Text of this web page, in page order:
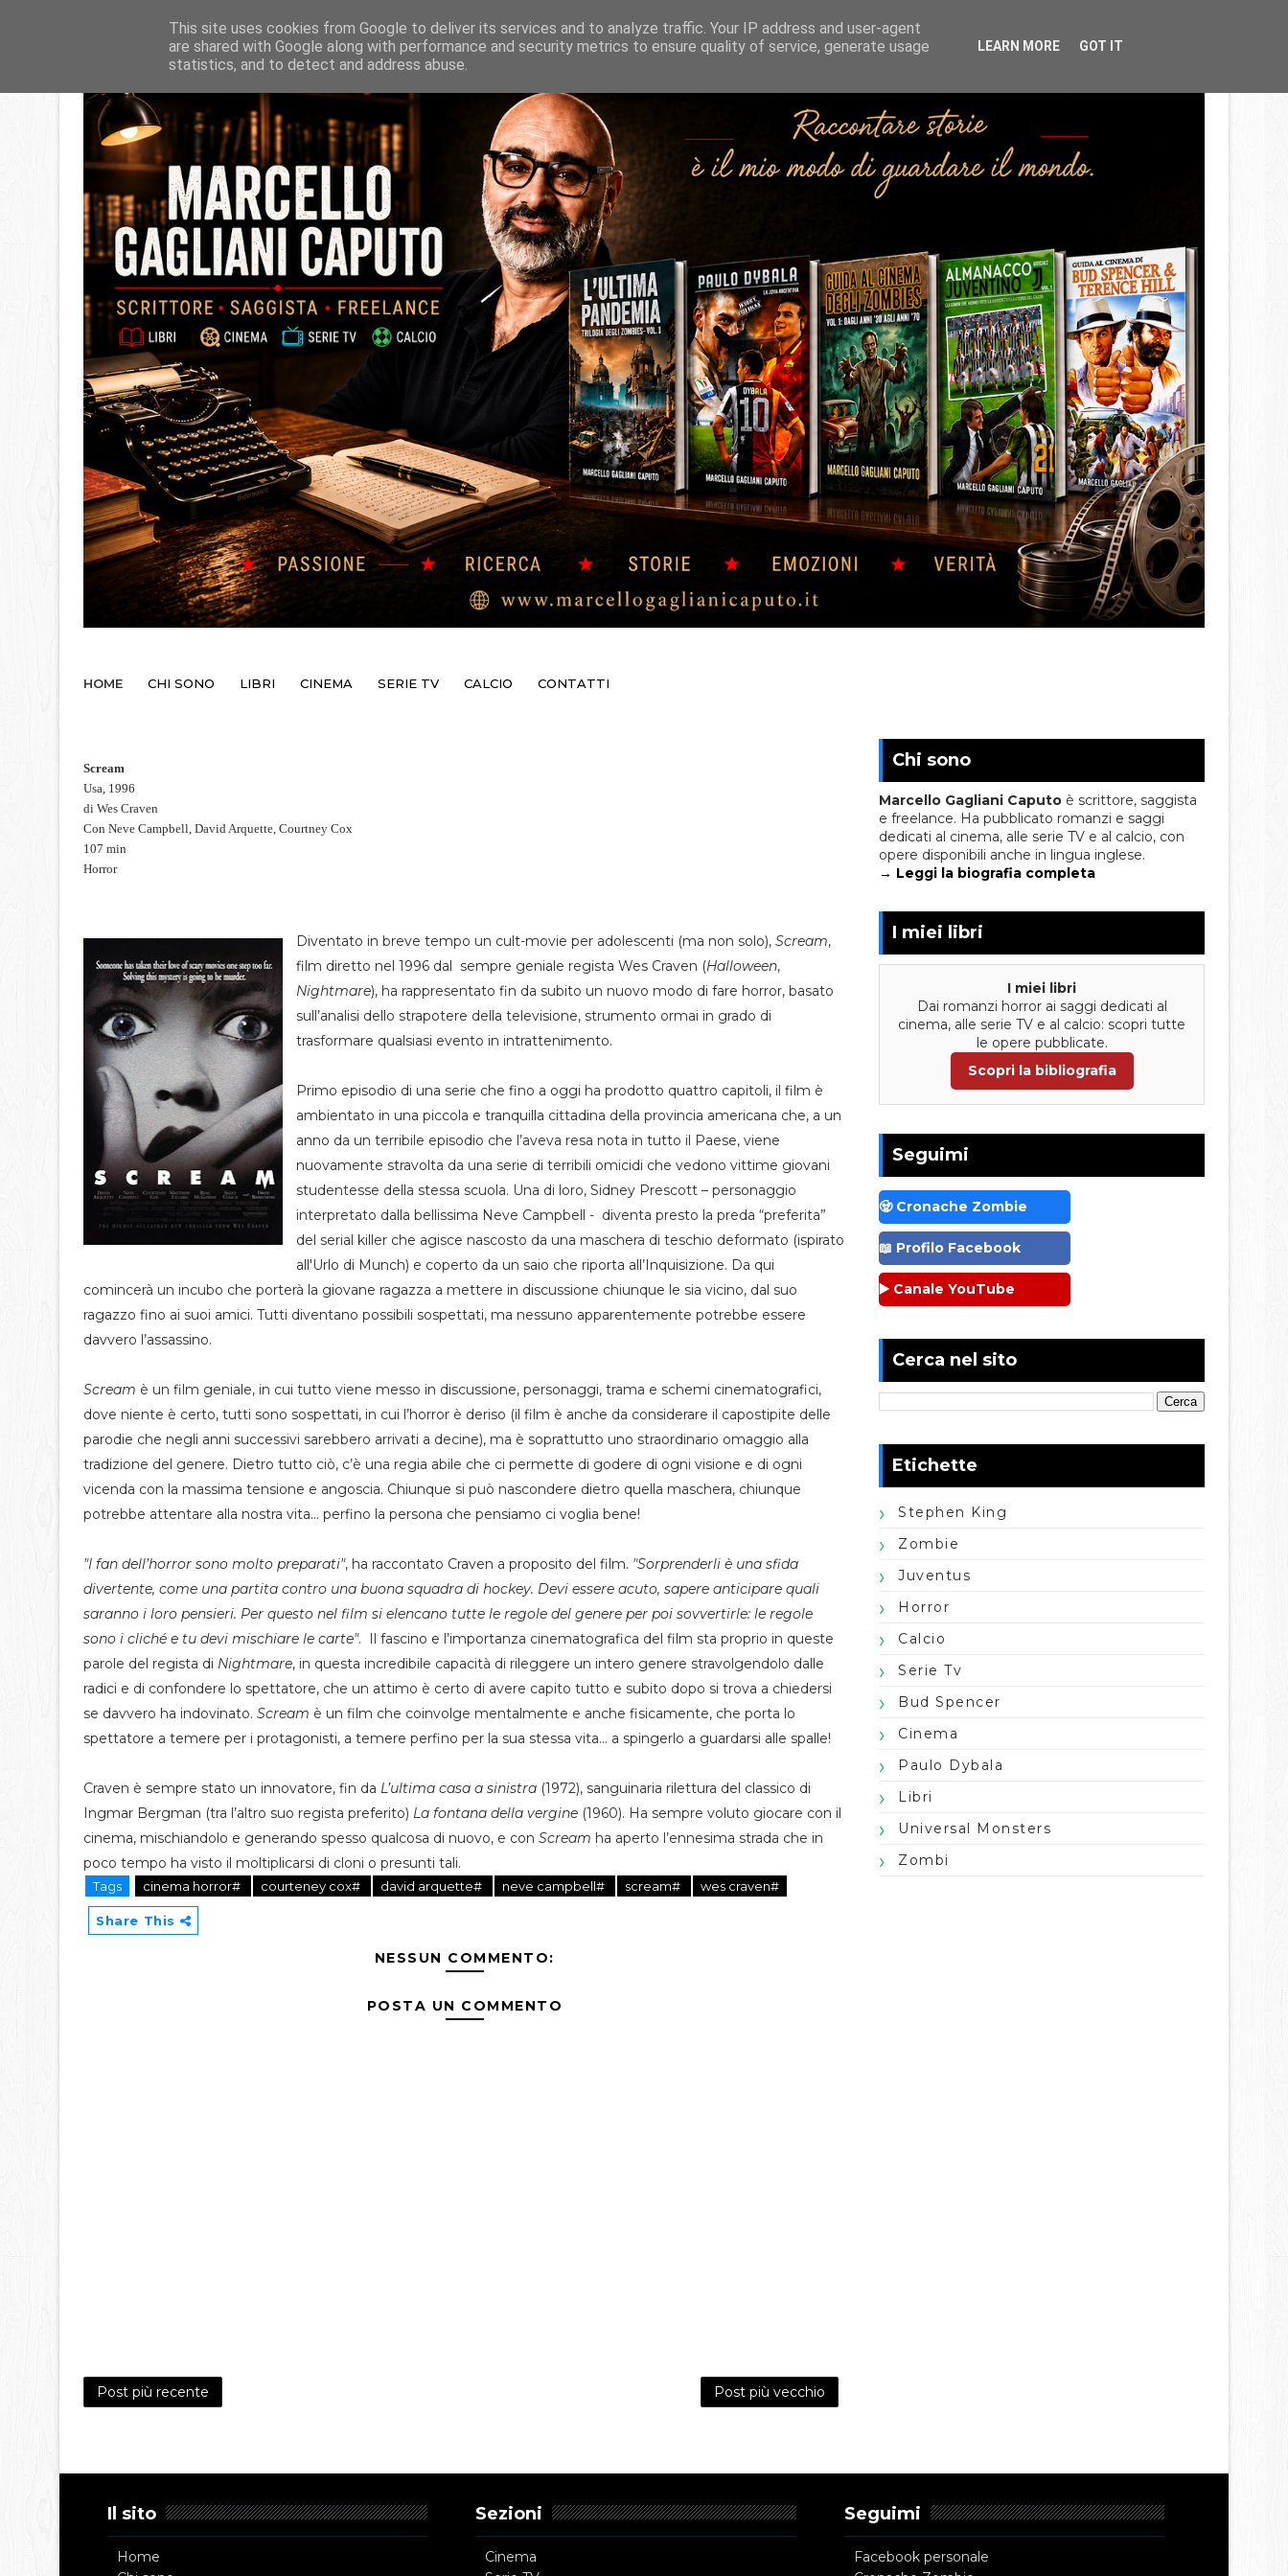
HOME CHI SONO LIBRI CINEMA SERIE TV CALCIO CONTATTI
Scream
Usa, 1996
di Wes Craven
Con Neve Campbell, David Arquette, Courtney Cox
107 min
Horror
Diventato in breve tempo un cult-movie per adolescenti (ma non solo), Scream,
film diretto nel 1996 dal sempre geniale regista Wes Craven (Halloween,
Nightmare), ha rappresentato fin da subito un nuovo modo di fare horror, basato
sull’analisi dello strapotere della televisione, strumento ormai in grado di
trasformare qualsiasi evento in intrattenimento.
Primo episodio di una serie che fino a oggi ha prodotto quattro capitoli, il film è
ambientato in una piccola e tranquilla cittadina della provincia americana che, a un
anno da un terribile episodio che l’aveva resa nota in tutto il Paese, viene
nuovamente stravolta da una serie di terribili omicidi che vedono vittime giovani
studentesse della stessa scuola. Una di loro, Sidney Prescott – personaggio
interpretato dalla bellissima Neve Campbell - diventa presto la preda “preferita”
del serial killer che agisce nascosto da una maschera di teschio deformato (ispirato
all'Urlo di Munch) e coperto da un saio che riporta all’Inquisizione. Da qui
comincerà un incubo che porterà la giovane ragazza a mettere in discussione chiunque le sia vicino, dal suo
ragazzo fino ai suoi amici. Tutti diventano possibili sospettati, ma nessuno apparentemente potrebbe essere
davvero l’assassino.
Scream è un film geniale, in cui tutto viene messo in discussione, personaggi, trama e schemi cinematografici,
dove niente è certo, tutti sono sospettati, in cui l’horror è deriso (il film è anche da considerare il capostipite delle
parodie che negli anni successivi sarebbero arrivati a decine), ma è soprattutto uno straordinario omaggio alla
tradizione del genere. Dietro tutto ciò, c’è una regia abile che ci permette di godere di ogni visione e di ogni
vicenda con la massima tensione e angoscia. Chiunque si può nascondere dietro quella maschera, chiunque
potrebbe attentare alla nostra vita… perfino la persona che pensiamo ci voglia bene!
"I fan dell’horror sono molto preparati", ha raccontato Craven a proposito del film. "Sorprenderli è una sfida
divertente, come una partita contro una buona squadra di hockey. Devi essere acuto, sapere anticipare quali
saranno i loro pensieri. Per questo nel film si elencano tutte le regole del genere per poi sovvertirle: le regole
sono i cliché e tu devi mischiare le carte". Il fascino e l’importanza cinematografica del film sta proprio in queste
parole del regista di Nightmare, in questa incredibile capacità di rileggere un intero genere stravolgendolo dalle
radici e di confondere lo spettatore, che un attimo è certo di avere capito tutto e subito dopo si trova a chiedersi
se davvero ha indovinato. Scream è un film che coinvolge mentalmente e anche fisicamente, che porta lo
spettatore a temere per i protagonisti, a temere perfino per la sua stessa vita… a spingerlo a guardarsi alle spalle!
Craven è sempre stato un innovatore, fin da L’ultima casa a sinistra (1972), sanguinaria rilettura del classico di
Ingmar Bergman (tra l’altro suo regista preferito) La fontana della vergine (1960). Ha sempre voluto giocare con il
cinema, mischiandolo e generando spesso qualcosa di nuovo, e con Scream ha aperto l’ennesima strada che in
poco tempo ha visto il moltiplicarsi di cloni o presunti tali.
Tags cinema horror# courteney cox# david arquette# neve campbell# scream# wes craven#
Share This
NESSUN COMMENTO:
POSTA UN COMMENTO
Post più recente Post più vecchio
Chi sono
Marcello Gagliani Caputo è scrittore, saggista
e freelance. Ha pubblicato romanzi e saggi
dedicati al cinema, alle serie TV e al calcio, con
opere disponibili anche in lingua inglese.
→ Leggi la biografia completa
I miei libri
I miei libri
Dai romanzi horror ai saggi dedicati al
cinema, alle serie TV e al calcio: scopri tutte
le opere pubblicate.
Scopri la bibliografia
Seguimi
🧟 Cronache Zombie
📖 Profilo Facebook
▶️ Canale YouTube
Cerca nel sito
Etichette
Stephen King
Zombie
Juventus
Horror
Calcio
Serie Tv
Bud Spencer
Cinema
Paulo Dybala
Libri
Universal Monsters
Zombi
Il sito
Home
Sezioni
Cinema
Seguimi
Facebook personale
This site uses cookies from Google to deliver its services and to analyze traffic. Your IP address and user-agent
are shared with Google along with performance and security metrics to ensure quality of service, generate usage
statistics, and to detect and address abuse.
LEARN MORE GOT IT